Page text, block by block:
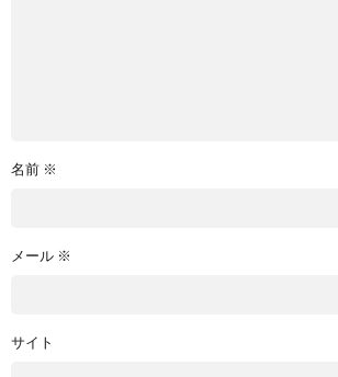
名前 ※
メール ※
サイト